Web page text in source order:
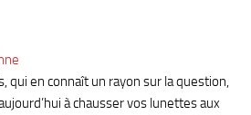
qui en connaît un rayon sur la question,
à chausser vos lunettes aux